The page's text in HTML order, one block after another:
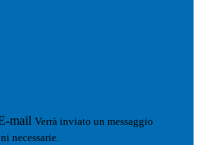
mail Verrà inviato un messaggio
necessarie.